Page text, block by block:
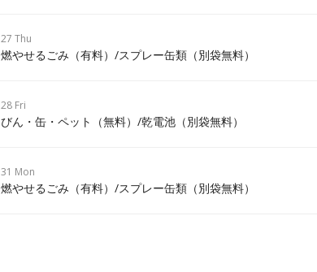
27 Thu
燃やせるごみ（有料）/スプレー缶類（別袋無料）
28 Fri
びん・缶・ペット（無料）/乾電池（別袋無料）
31 Mon
燃やせるごみ（有料）/スプレー缶類（別袋無料）